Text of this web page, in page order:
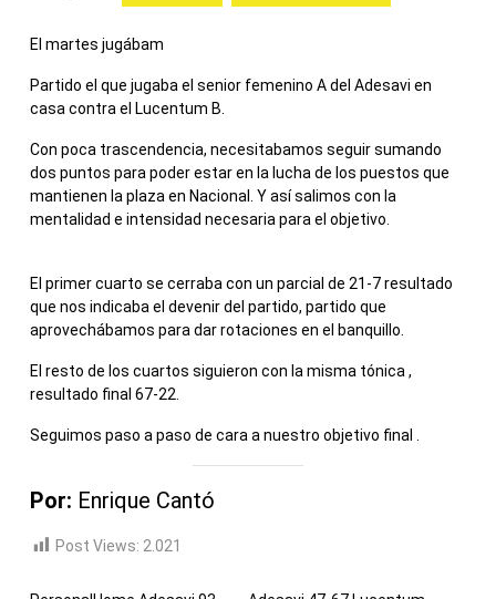
El martes jugábam
Partido el que jugaba el senior femenino A del Adesavi en
casa contra el Lucentum B.
Con poca trascendencia, necesitabamos seguir sumando
dos puntos para poder estar en la lucha de los puestos que
mantienen la plaza en Nacional. Y así salimos con la
mentalidad e intensidad necesaria para el objetivo.
El primer cuarto se cerraba con un parcial de 21-7 resultado
que nos indicaba el devenir del partido, partido que
aprovechábamos para dar rotaciones en el banquillo.
El resto de los cuartos siguieron con la misma tónica ,
resultado final 67-22.
Seguimos paso a paso de cara a nuestro objetivo final .
Por: Enrique Cantó
Post Views: 2.021